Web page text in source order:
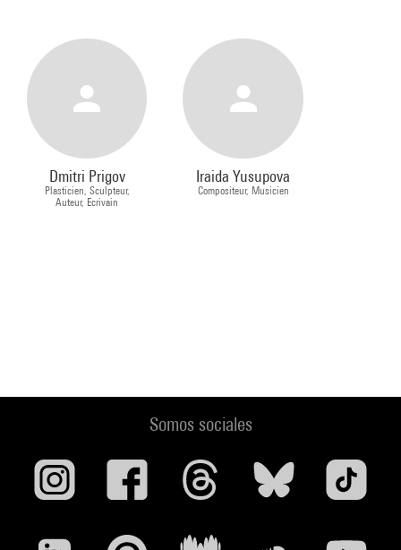
Dmitri Prigov
Plasticien, Sculpteur,
Auteur, Ecrivain
Iraida Yusupova
Compositeur, Musicien
Somos sociales